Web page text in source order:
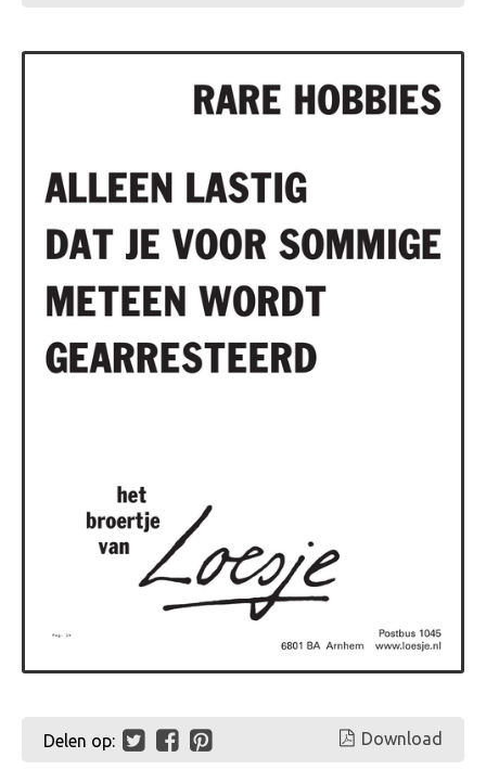
Delen op: Download